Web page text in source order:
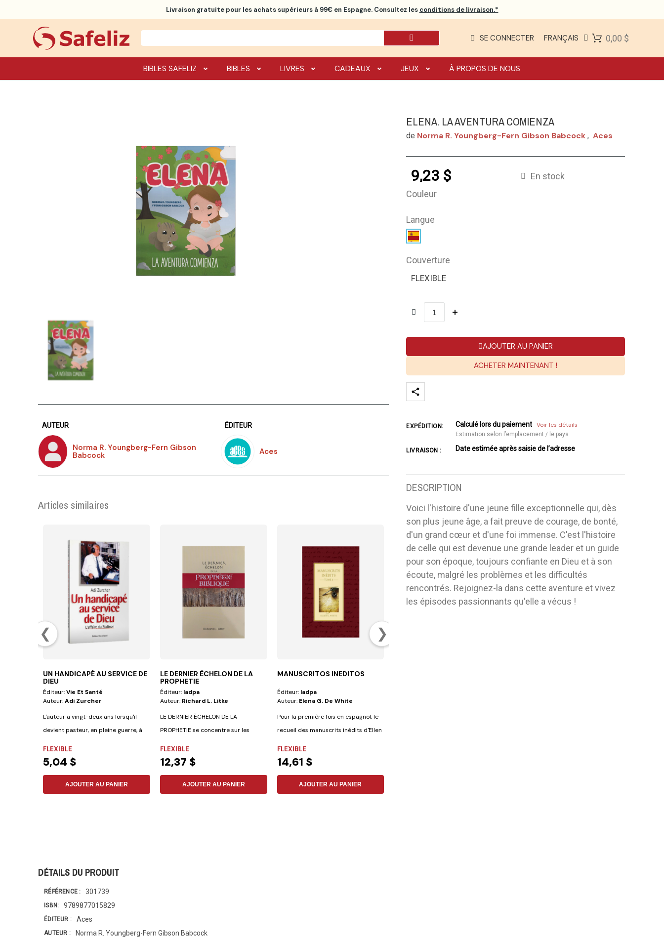
Livraison gratuitepour les achats supérieurs à 99€ en Espagne. Consultez les conditions de livraison.*
SE CONNECTER FRANÇAIS 0,00 $
BIBLES SAFELIZ BIBLES LIVRES CADEAUX JEUX À PROPOS DE NOUS
AUTEUR
Norma R. Youngberg-Fern Gibson
Babcock
ÉDITEUR
Aces
Articles similaires
❮ ❯
UN HANDICAPÉ AU SERVICE DE
DIEU
Éditeur:Vie Et Santé
Auteur:Adi Zurcher
L'auteur a vingt-deux ans lorsqu'il
devient pasteur, en pleine guerre, à
FLEXIBLE
5,04 $
AJOUTER AU PANIER
LE DERNIER ÈCHELON DE LA
PROPHETIE
Éditeur: Iadpa
Auteur: Richard L. Litke
LE DERNIER ÈCHELON DE LA
PROPHETIE se concentre sur les
FLEXIBLE
12,37 $
AJOUTER AU PANIER
MANUSCRITOS INEDITOS
Éditeur: Iadpa
Auteur: Elena G. De White
Pour la première fois en espagnol, le
recueil des manuscrits inédits d'Ellen
FLEXIBLE
14,61 $
AJOUTER AU PANIER
ELENA. LA AVENTURA COMIENZA
de Norma R. Youngberg-Fern Gibson Babcock , Aces
9,23 $
En stock
Couleur
Langue
Couverture
FLEXIBLE
AJOUTER AU PANIER
ACHETER MAINTENANT !
EXPÉDITION: Calculé lors du paiement Voir les détails
Estimation selon l’emplacement / le pays
LIVRAISON : Date estimée après saisie de l’adresse
DESCRIPTION
Voici l'histoire d'une jeune fille exceptionnelle qui, dès
son plus jeune âge, a fait preuve de courage, de bonté,
d'un grand cœur et d'une foi immense. C'est l'histoire
de celle qui est devenue une grande leader et un guide
pour son époque, toujours confiante en Dieu et à son
écoute, malgré les problèmes et les difficultés
rencontrés. Rejoignez-la dans cette aventure et vivez
les épisodes passionnants qu'elle a vécus !
DÉTAILS DU PRODUIT
RÉFÉRENCE 301739
ISBN 9789877015829
ÉDITEUR Aces
AUTEUR Norma R. Youngberg-Fern Gibson Babcock